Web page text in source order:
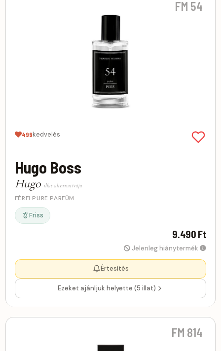
FM 54
499kedvelés
Hugo Boss
Hugo illat alternatívája
FÉRFI PURE PARFÜM
Friss
9.490 Ft
Jelenleg hiánytermék
Értesítés
Ezeket ajánljuk helyette (5 illat)
FM 814